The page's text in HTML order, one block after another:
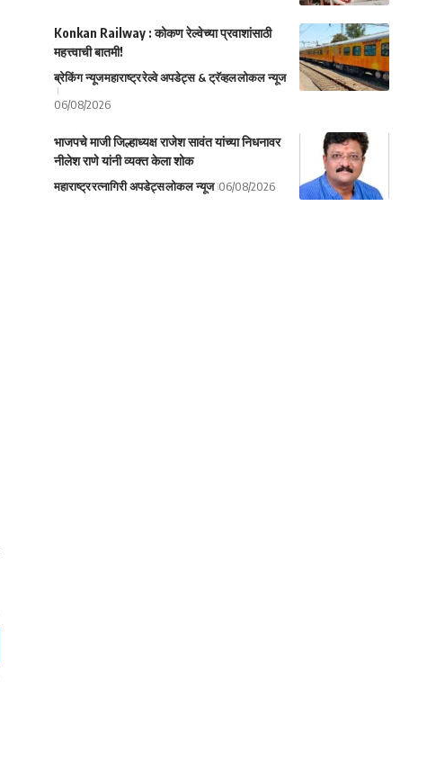
Konkan Railway : कोकण रेल्वेच्या प्रवाशांसाठी
महत्त्वाची बातमी!
ब्रेकिंग न्यूजमहाराष्ट्ररेल्वे अपडेट्स & ट्रॅव्हललोकल न्यूज
06/08/2026
भाजपचे माजी जिल्हाध्यक्ष राजेश सावंत यांच्या निधनावर
नीलेश राणे यांनी व्यक्त केला शोक
महाराष्ट्ररत्नागिरी अपडेट्सलोकल न्यूज 06/08/2026